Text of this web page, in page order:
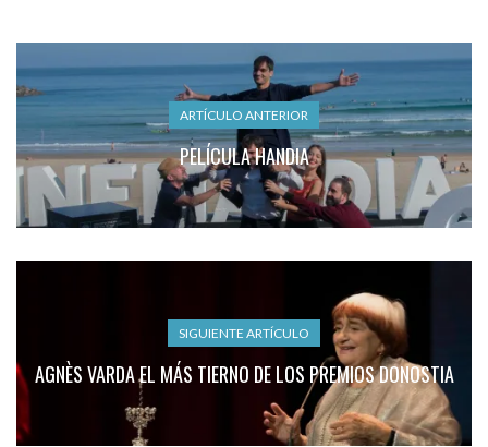
ARTÍCULO ANTERIOR
PELÍCULA HANDIA
SIGUIENTE ARTÍCULO
AGNÈS VARDA EL MÁS TIERNO DE LOS PREMIOS DONOSTIA